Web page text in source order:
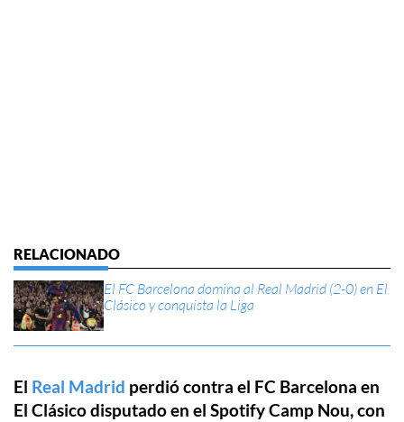
El FC Barcelona domina al Real Madrid (2-0) en El
Clásico y conquista la Liga
El Real Madrid perdió contra el FC Barcelona en
El Clásico disputado en el Spotify Camp Nou, con